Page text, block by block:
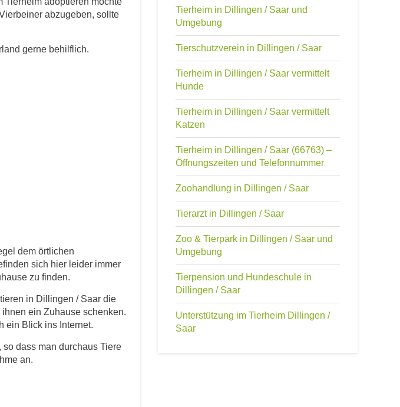
abzugeben, sollte
gerne behilflich.
dem örtlichen
sich hier leider immer
zu finden.
in Dillingen / Saar die
ein Zuhause schenken.
ein Blick ins Internet.
dass man durchaus Tiere
an.
Tierheim in Dillingen / Saar und
Umgebung
Tierschutzverein in Dillingen / Saar
Tierheim in Dillingen / Saar vermittelt
Hunde
Tierheim in Dillingen / Saar vermittelt
Katzen
Tierheim in Dillingen / Saar (66763) –
Öffnungszeiten und Telefonnummer
Zoohandlung in Dillingen / Saar
Tierarzt in Dillingen / Saar
Zoo & Tierpark in Dillingen / Saar und
Umgebung
Tierpension und Hundeschule in
Dillingen / Saar
Unterstützung im Tierheim Dillingen /
Saar